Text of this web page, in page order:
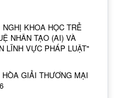
KHOA HỌC TRẺ
NHÂN TẠO (AI) VÀ
LĨNH VỰC PHÁP LUẬT"
GIẢI THƯƠNG MẠI